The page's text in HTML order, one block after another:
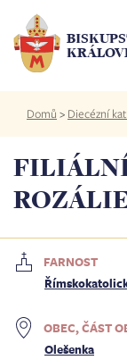
hlavnímu
obsahu
navigace
Domů > Diecézní
FILIÁLNÍ
FARNOST
OBEC, ČÁST
Olešenka